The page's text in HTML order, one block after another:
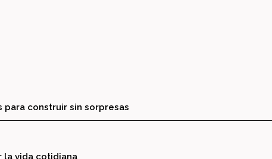
construir sin sorpresas
la vida cotidiana